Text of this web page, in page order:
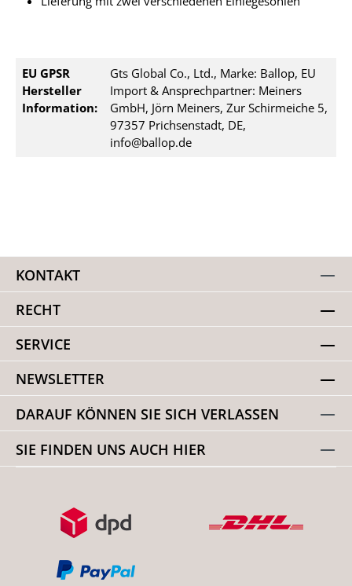
EU GPSR
Hersteller
Information:
Gts Global Co., Ltd., Marke: Ballop, EU
Import & Ansprechpartner: Meiners
GmbH, Jörn Meiners, Zur Schirmeiche 5,
97357 Prichsenstadt, DE,
info@ballop.de
KONTAKT
RECHT
SERVICE
NEWSLETTER
DARAUF KÖNNEN SIE SICH VERLASSEN
SIE FINDEN UNS AUCH HIER